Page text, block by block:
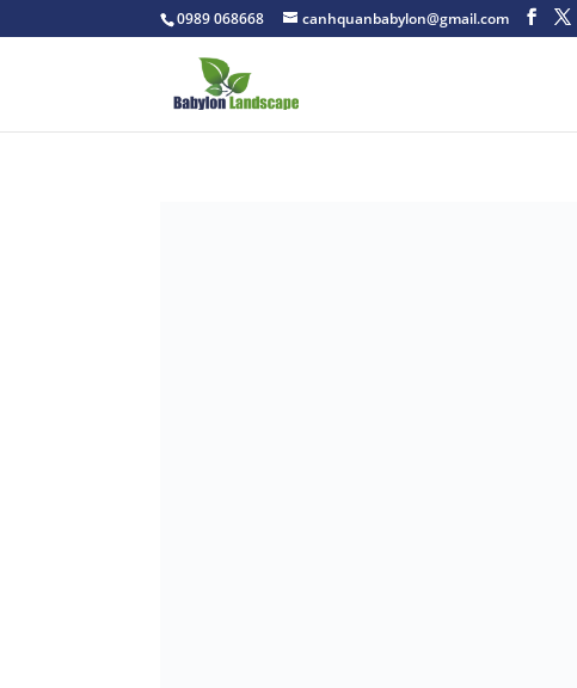
0989 068668 canhquanbabylon@gmail.com